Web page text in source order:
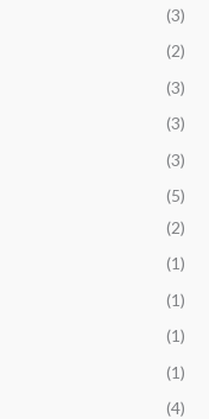
(3)
(2)
(3)
(3)
(3)
(5)
(2)
(1)
(1)
(1)
(1)
(4)